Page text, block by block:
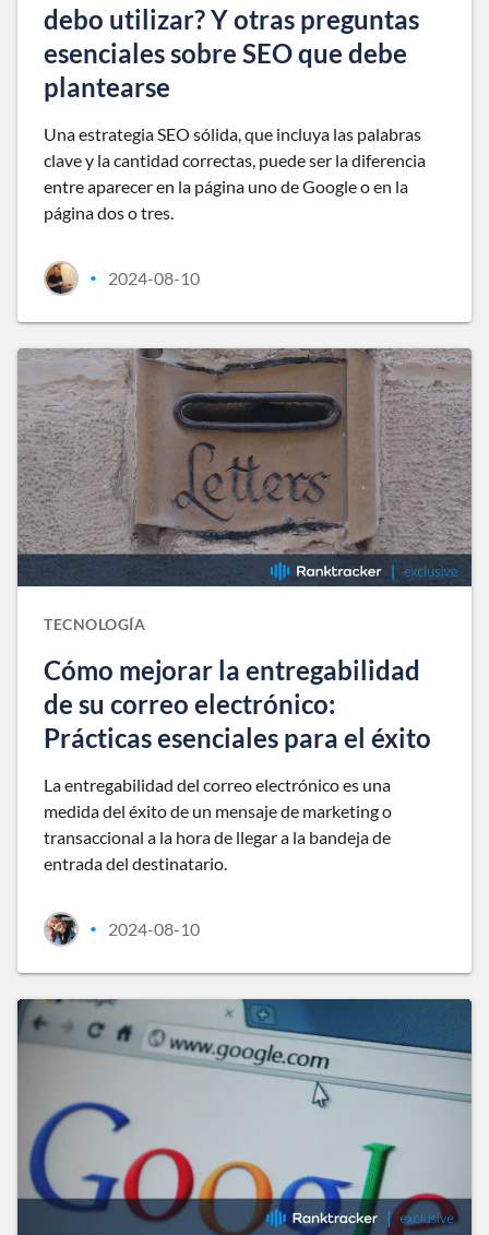
debo utilizar? Y otras preguntas
esenciales sobre SEO que debe
plantearse
Una estrategia SEO sólida, que incluya las palabras
clave y la cantidad correctas, puede ser la diferencia
entre aparecer en la página uno de Google o en la
página dos o tres.
• 2024-08-10
TECNOLOGÍA
Cómo mejorar la entregabilidad
de su correo electrónico:
Prácticas esenciales para el éxito
La entregabilidad del correo electrónico es una
medida del éxito de un mensaje de marketing o
transaccional a la hora de llegar a la bandeja de
entrada del destinatario.
• 2024-08-10